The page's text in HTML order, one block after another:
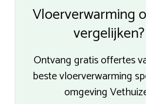
Vloerverwarming
vergelijken?
Ontvang gratis offertes
beste vloerverwarming
omgeving